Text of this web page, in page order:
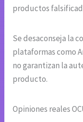
productos
Se desaconseja la
plataformas como
no garantizan la
producto.
Opiniones reales